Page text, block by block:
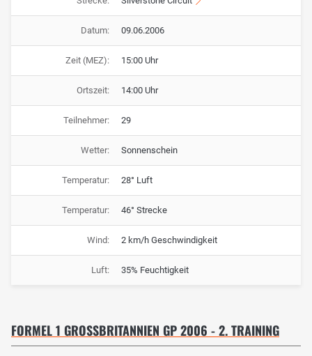
Datum: 09.06.2006
Zeit (MEZ): 15:00 Uhr
Ortszeit: 14:00 Uhr
Teilnehmer: 29
Wetter: Sonnenschein
Temperatur: 28° Luft
Temperatur: 46° Strecke
Wind: 2 km/h Geschwindigkeit
Luft: 35% Feuchtigkeit
FORMEL 1 GROSSBRITANNIEN GP 2006 - 2. TRAINING